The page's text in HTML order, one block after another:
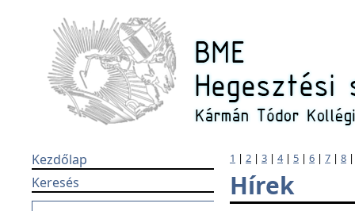
Kezdőlap
Keresés
1 | 2 | 3 | 4| 5 | 6 | 7 | 8
Hírek